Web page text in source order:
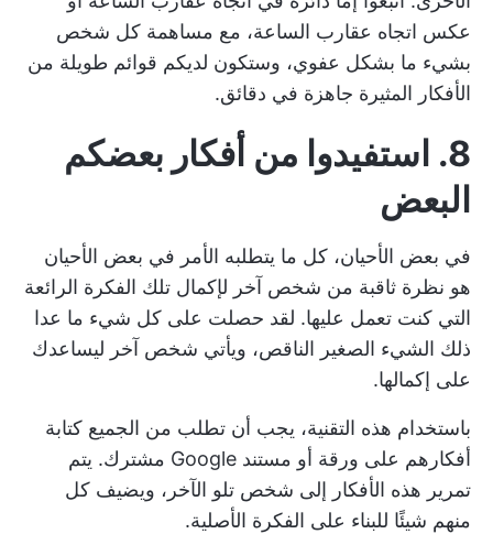
عكس اتجاه عقارب الساعة، مع مساهمة كل شخص
بشيء ما بشكل عفوي، وستكون لديكم قوائم طويلة من
الأفكار المثيرة جاهزة في دقائق.
8. استفيدوا من أفكار بعضكم
البعض
في بعض الأحيان، كل ما يتطلبه الأمر في بعض الأحيان
هو نظرة ثاقبة من شخص آخر لإكمال تلك الفكرة الرائعة
التي كنت تعمل عليها. لقد حصلت على كل شيء ما عدا
ذلك الشيء الصغير الناقص، ويأتي شخص آخر ليساعدك
على إكمالها.
باستخدام هذه التقنية، يجب أن تطلب من الجميع كتابة
أفكارهم على ورقة أو مستند Google مشترك. يتم
تمرير هذه الأفكار إلى شخص تلو الآخر، ويضيف كل
منهم شيئًا للبناء على الفكرة الأصلية.